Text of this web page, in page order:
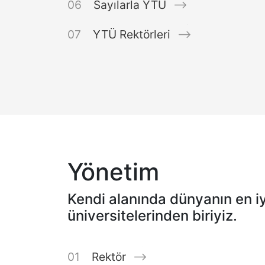
Sayılarla YTÜ
YTÜ Rektörleri
Yönetim
Kendi alanında dünyanın en
üniversitelerinden biriyiz.
Rektör